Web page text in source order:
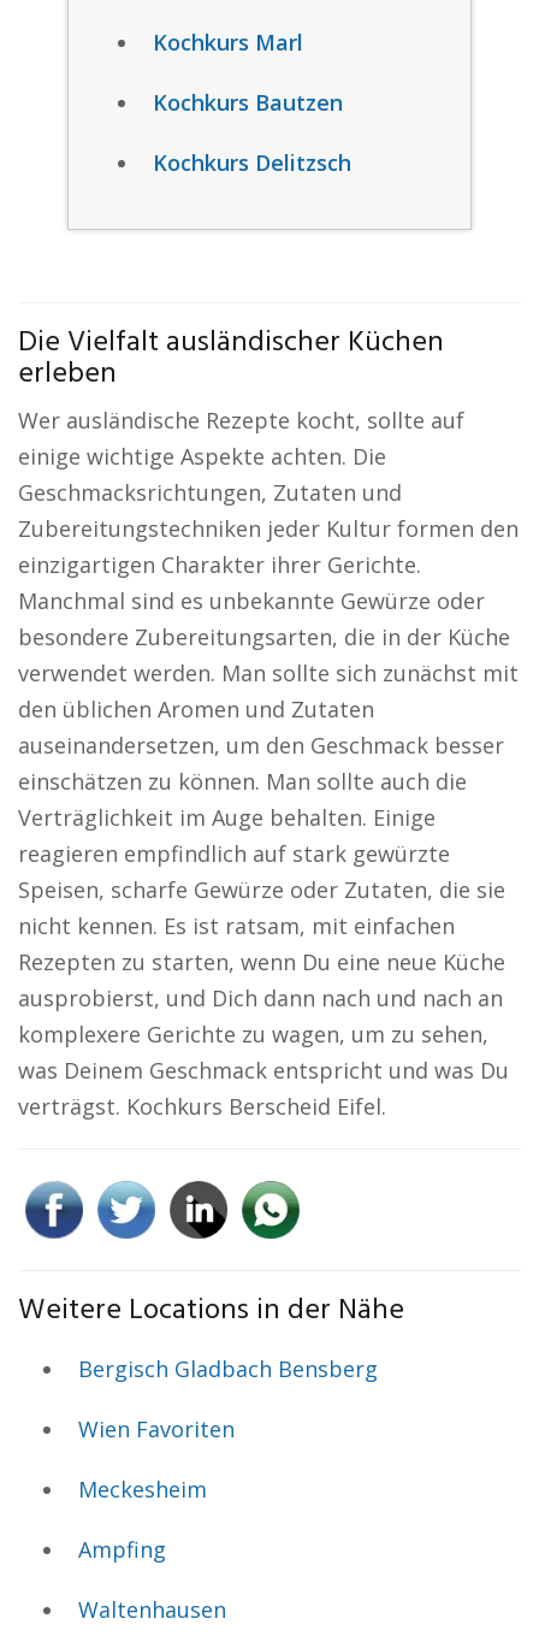
Kochkurs Marl
Kochkurs Bautzen
Kochkurs Delitzsch
Die Vielfalt ausländischer Küchen
erleben
Wer ausländische Rezepte kocht, sollte auf
einige wichtige Aspekte achten. Die
Geschmacksrichtungen, Zutaten und
Zubereitungstechniken jeder Kultur formen den
einzigartigen Charakter ihrer Gerichte.
Manchmal sind es unbekannte Gewürze oder
besondere Zubereitungsarten, die in der Küche
verwendet werden. Man sollte sich zunächst mit
den üblichen Aromen und Zutaten
auseinandersetzen, um den Geschmack besser
einschätzen zu können. Man sollte auch die
Verträglichkeit im Auge behalten. Einige
reagieren empfindlich auf stark gewürzte
Speisen, scharfe Gewürze oder Zutaten, die sie
nicht kennen. Es ist ratsam, mit einfachen
Rezepten zu starten, wenn Du eine neue Küche
ausprobierst, und Dich dann nach und nach an
komplexere Gerichte zu wagen, um zu sehen,
was Deinem Geschmack entspricht und was Du
verträgst. Kochkurs Berscheid Eifel.
Weitere Locations in der Nähe
Bergisch Gladbach Bensberg
Wien Favoriten
Meckesheim
Ampfing
Waltenhausen